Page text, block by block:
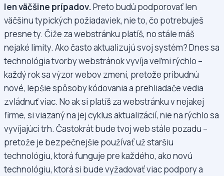
len väčšine prípadov.Preto budú podporovať len
väčšinu typických požiadaviek, nie to, čo potrebuješ
presne ty. Čiže za webstránku platíš, no stále máš
nejaké limity. Ako často aktualizujú svoj systém? Dnes sa
technológia tvorby webstránok vyvíja veľmi rýchlo –
každý rok sa výzor webov zmení, pretože pribudnú
nové, lepšie spôsoby kódovania a prehliadače vedia
zvládnuť viac. No ak si platíš za webstránku v nejakej
firme, si viazaný na jej cyklus aktualizácií, nie na rýchlo sa
vyvíjajúci trh. Častokrát bude tvoj web stále pozadu –
pretože je bezpečnejšie používať už staršiu
technológiu, ktorá funguje pre každého, ako novú
technológiu, ktorá si bude vyžadovať viac podpory a